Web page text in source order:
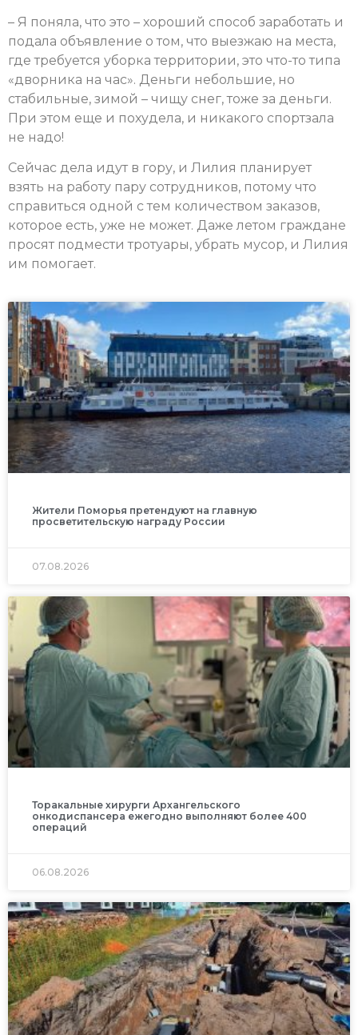
– Я поняла, что это – хороший способ заработать и
подала объявление о том, что выезжаю на места,
где требуется уборка территории, это что-то типа
«дворника на час». Деньги небольшие, но
стабильные, зимой – чищу снег, тоже за деньги.
При этом еще и похудела, и никакого спортзала
не надо!
Сейчас дела идут в гору, и Лилия планирует
взять на работу пару сотрудников, потому что
справиться одной с тем количеством заказов,
которое есть, уже не может. Даже летом граждане
просят подмести тротуары, убрать мусор, и Лилия
им помогает.
Жители Поморья претендуют на главную
просветительскую награду России
07.08.2026
Торакальные хирурги Архангельского
онкодиспансера ежегодно выполняют более 400
операций
06.08.2026